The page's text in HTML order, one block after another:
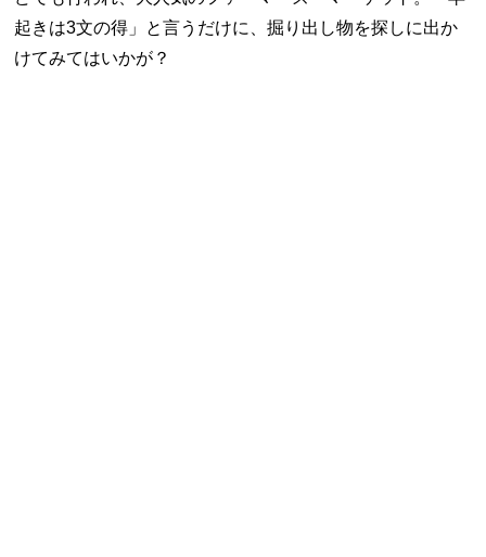
起きは3文の得」と言うだけに、掘り出し物を探しに出か
けてみてはいかが？